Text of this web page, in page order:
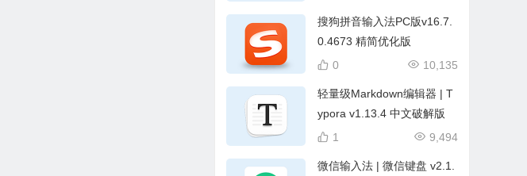
搜狗拼音输入法PC版v16.7.
0.4673 精简优化版
10,135
0
轻量级Markdown编辑器 | T
ypora v1.13.4 中文破解版
9,494
1
微信输入法 | 微信键盘 v2.1.